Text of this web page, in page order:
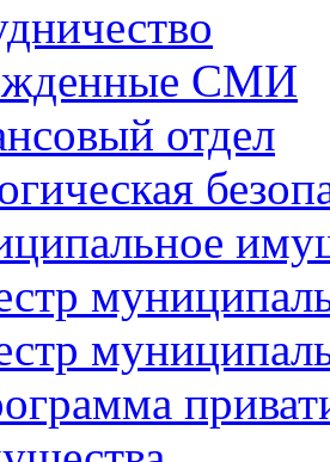
СМИ
отдел